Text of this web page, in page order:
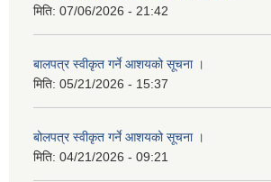
मिति: 07/06/2026 - 21:42
बालपत्र स्वीकृत गर्ने आशयको सूचना ।
मिति: 05/21/2026 - 15:37
बोलपत्र स्वीकृत गर्ने आशयको सूचना ।
मिति: 04/21/2026 - 09:21